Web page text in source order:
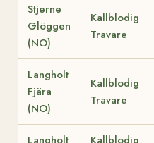
Stjerne
Glöggen
(NO)
Kallblodig
Travare
Langholt
Fjära
(NO)
Kallblodig
Travare
Langholt
Kallblodig